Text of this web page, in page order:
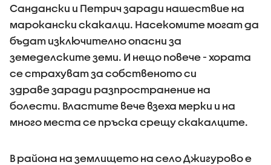
Сандански и Петрич заради нашествие на
марокански скакалци. Насекомите могат да
бъдат изключително опасни за
земеделските земи. И нещо повече - хората
се страхуват за собственото си
здраве заради разпространение на
болести. Властите вече взеха мерки и на
много места се пръска срещу скакалците.
В района на землището на село Джигурово е